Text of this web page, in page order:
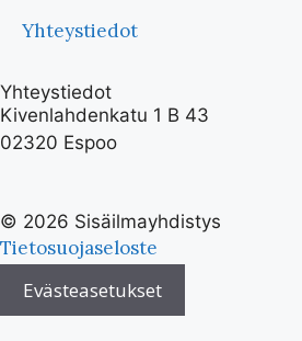
Yhteystiedot
Yhteystiedot
Kivenlahdenkatu 1 B 43
02320 Espoo
© 2026 Sisäilmayhdistys
Tietosuojaseloste
Evästeasetukset